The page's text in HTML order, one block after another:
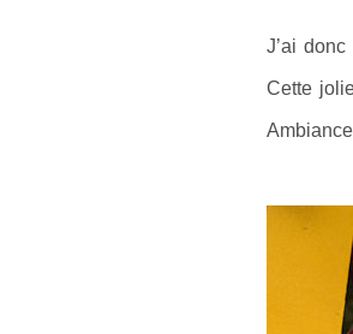
J’ai
Cette